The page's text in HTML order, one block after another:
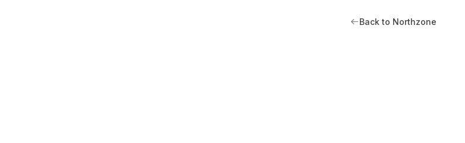
Back to Northzone